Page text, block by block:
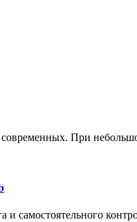
При
самостоятельного